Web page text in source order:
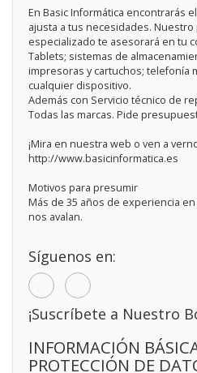
En Basic Informática encontrarás
ajusta a tus necesidades.
especializado te asesorará en tu
Tablets; sistemas de
impresoras y cartuchos; telefonía
cualquier dispositivo.
Además con Servicio técnico de
Todas las marcas. Pide
¡Mira en nuestra web o ven a
http://www.basicinformatica.es
Motivos para presumir
Más de 35 años de experiencia
nos avalan.
Síguenos en:
¡Suscríbete a Nuestro
INFORMACIÓN
PROTECCIÓN DE